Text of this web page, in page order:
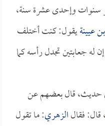
سنوات وإحدى عشرة سنة،
عيينةيقول: كنت أختلف
جعابتين تجدل رأسه كما
حديث، قال بعضهم عن
، قال: فقالالزهري: ما تقول